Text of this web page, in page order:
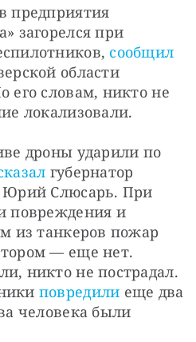
предприятия
загорелся при
сообщил
области
его словам, никто не
локализовали.
дроны ударили по
губернатор
Юрий Слюсарь. При
повреждения и
из танкеров пожар
— еще нет.
никто не пострадал.
повредили еще два
человека были